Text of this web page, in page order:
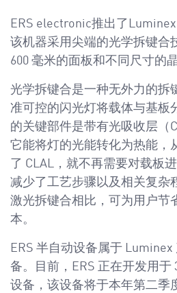
ERS electronic推出了
该机器采用尖端的光学拆键合
600 毫米的面板和不同尺寸的晶
光学拆键合是一种无外力的拆
准可控的闪光灯将载体与基板
的关键部件是带有光吸收层（
它能将灯的光能转化为热能，
了 CLAL，就不再需要对载板
减少了工艺步骤以及相关复杂
激光拆键合相比，可为用户节
本。
ERS 半自动设备属于
备。目前，ERS 正在开发用于
设备，该设备将于本年第二季